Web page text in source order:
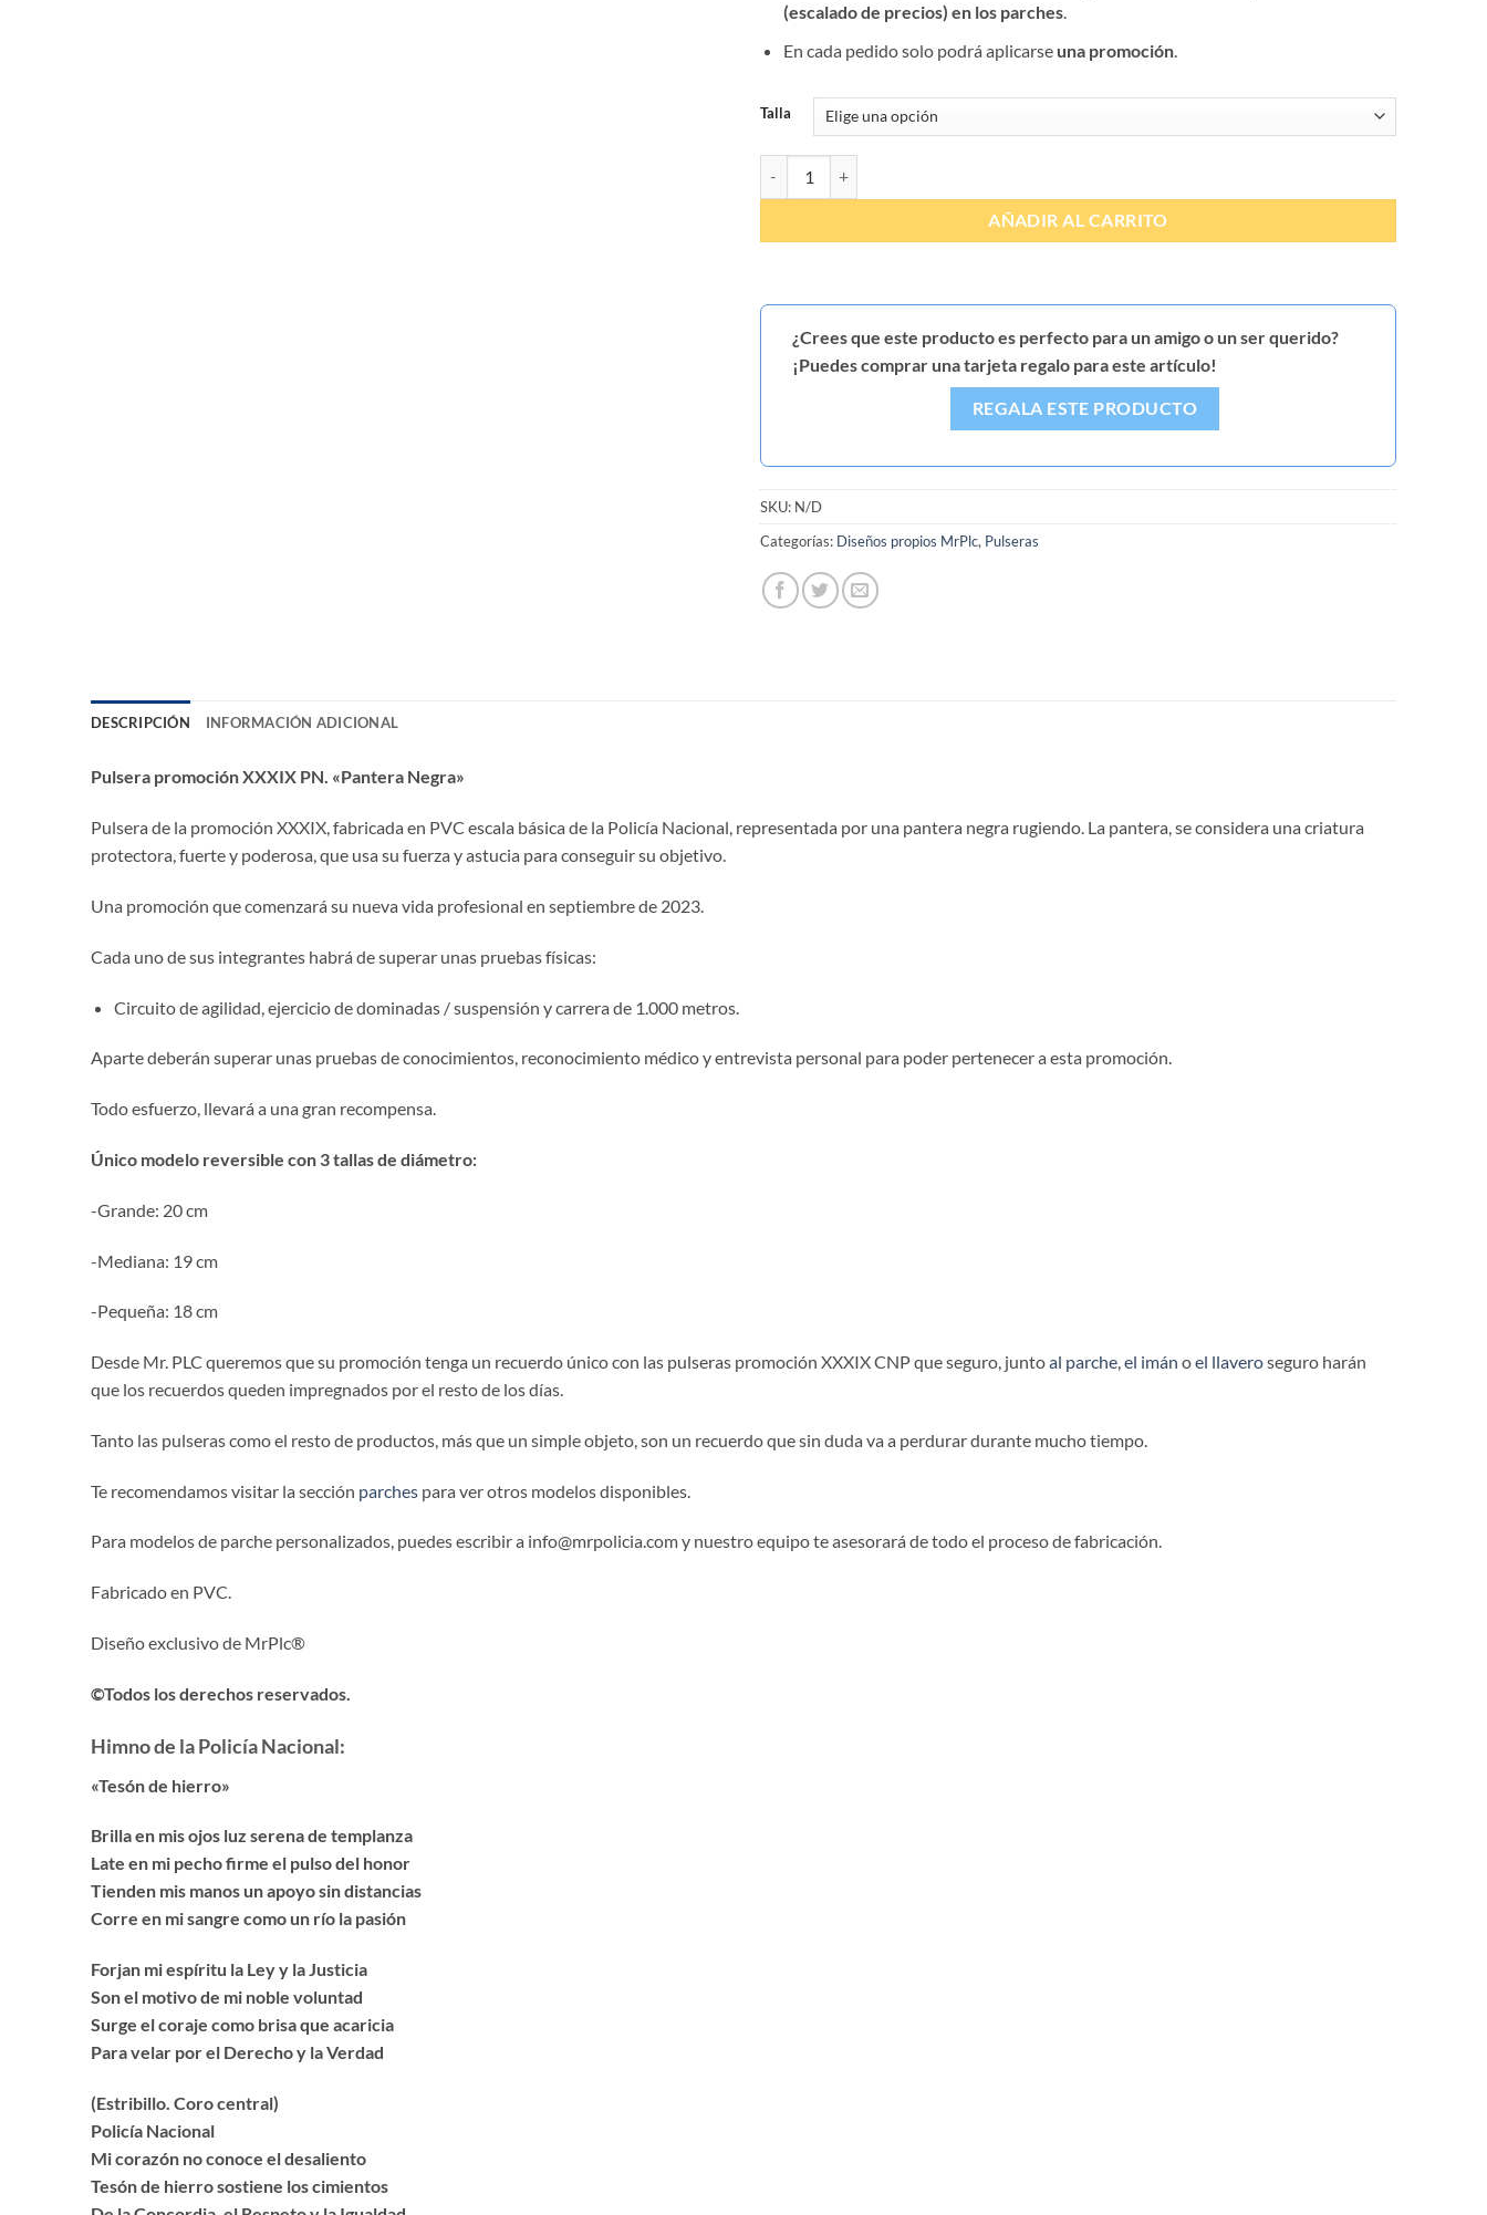
(escalado de precios) en los parches.
En cada pedido solo podrá aplicarse una promoción.
Talla
AÑADIR AL CARRITO
¿Crees que este producto es perfecto para un amigo o un ser querido?
¡Puedes comprar una tarjeta regalo para este artículo!
REGALA ESTE PRODUCTO
SKU: N/D
Categorías: Diseños propios MrPlc, Pulseras
DESCRIPCIÓN INFORMACIÓN ADICIONAL
Pulsera promoción XXXIX PN. «Pantera Negra»
Pulsera de la promoción XXXIX, fabricada en PVC escala básica de la Policía Nacional, representada por una pantera negra rugiendo. La pantera, se considera una criatura
protectora, fuerte y poderosa, que usa su fuerza y ​​astucia para conseguir su objetivo.
Una promoción que comenzará su nueva vida profesional en septiembre de 2023.
Cada uno de sus integrantes habrá de superar unas pruebas físicas:
Circuito de agilidad, ejercicio de dominadas / suspensión y carrera de 1.000 metros.
Aparte deberán superar unas pruebas de conocimientos, reconocimiento médico y entrevista personal para poder pertenecer a esta promoción.
Todo esfuerzo, llevará a una gran recompensa.
Único modelo reversible con 3 tallas de diámetro:
-Grande: 20 cm
-Mediana: 19 cm
-Pequeña: 18 cm
Desde Mr. PLC queremos que su promoción tenga un recuerdo único con las pulseras promoción XXXIX CNP que seguro, juntoal parche,el imán oel llaveroseguro harán
que los recuerdos queden impregnados por el resto de los días.
Tanto las pulseras como el resto de productos, más que un simple objeto, son un recuerdo que sin duda va a perdurar durante mucho tiempo.
Te recomendamos visitar la sección parches para ver otros modelos disponibles.
Para modelos de parche personalizados, puedes escribir a info@mrpolicia.com y nuestro equipo te asesorará de todo el proceso de fabricación.
Fabricado en PVC.
Diseño exclusivo de MrPlc®
©Todos los derechos reservados.
Himno de la Policía Nacional:
«Tesón de hierro»
Brilla en mis ojos luz serena de templanza
Late en mi pecho firme el pulso del honor
Tienden mis manos un apoyo sin distancias
Corre en mi sangre como un río la pasión
Forjan mi espíritu la Ley y la Justicia
Son el motivo de mi noble voluntad
Surge el coraje como brisa que acaricia
Para velar por el Derecho y la Verdad
(Estribillo. Coro central)
Policía Nacional
Mi corazón no conoce el desaliento
Tesón de hierro sostiene los cimientos